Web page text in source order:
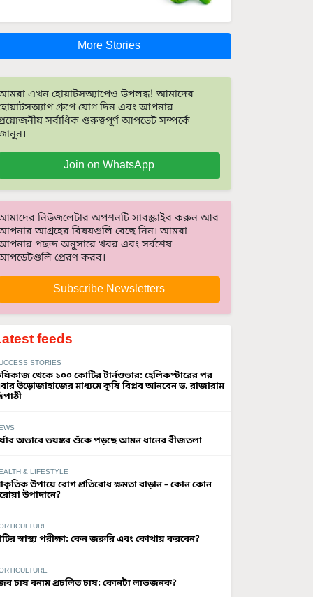
More Stories
এখন হোয়াটসঅ্যাপেও উপলব্ধ! আমাদের
গ্রুপে যোগ দিন এবং আপনার
সর্বাধিক গুরুত্বপূর্ণ আপডেট সম্পর্কে
Join on WhatsApp
নিউজলেটার অপশনটি সাবস্ক্রাইব করুন আর
আগ্রহের বিষয়গুলি বেছে নিন। আমরা
পছন্দ অনুসারে খবর এবং সর্বশেষ
প্রেরণ করব।
Subscribe Newsletters
feeds
STORIES
থেকে ১০০ কোটির টার্নওভার: হেলিকপ্টারের পর
উড়োজাহাজের মাধ্যমে কৃষি বিপ্লব আনবেন ড. রাজারাম
অভাবে ভয়ঙ্কর শুঁকে পড়ছে আমন ধানের বীজতলা
& LIFESTYLE
উপায়ে রোগ প্রতিরোধ ক্ষমতা বাড়ান – কোন কোন
উপাদানে?
স্বাস্থ্য পরীক্ষা: কেন জরুরি এবং কোথায় করবেন?
চাষ বনাম প্রচলিত চাষ: কোনটা লাভজনক?